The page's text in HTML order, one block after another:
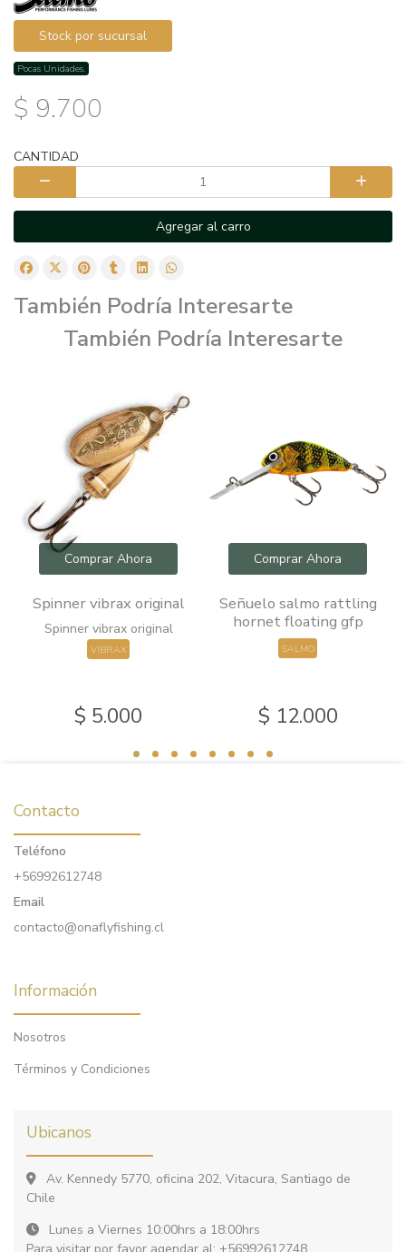
Stock por sucursal
Pocas Unidades.
$ 9.700
CANTIDAD
Agregar al carro
También Podría Interesarte
También Podría Interesarte
Comprar Ahora
Spinner vibrax original
Spinner vibrax original
VIBRAX
$ 5.000
Comprar Ahora
Señuelo salmo rattling
hornet floating gfp
SALMO
$ 12.000
Contacto
Teléfono
+56992612748
Email
contacto@onaflyfishing.cl
Información
Nosotros
Términos y Condiciones
Ubicanos
Av. Kennedy 5770, oficina 202, Vitacura, Santiago de
Chile
Lunes a Viernes 10:00hrs a 18:00hrs